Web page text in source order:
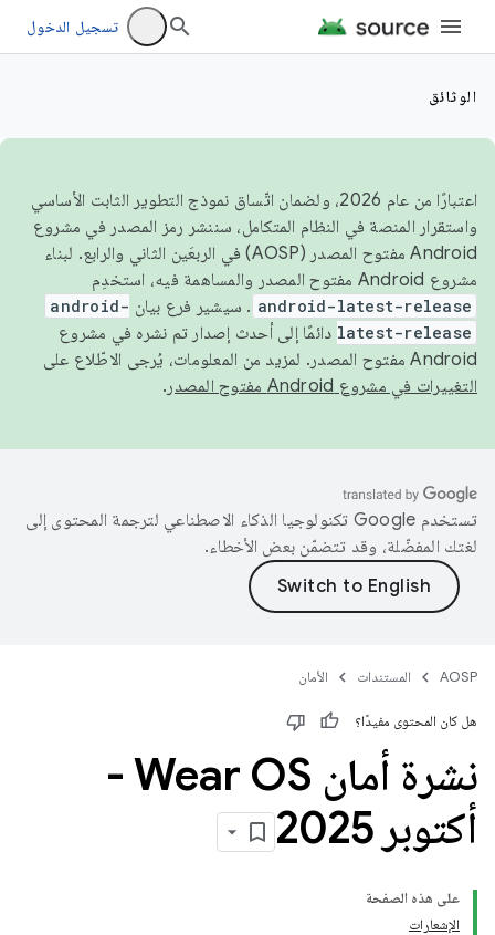
تسجيل الدخول
الوثائق
اعتبارًا من عام 2026، ولضمان اتّساق نموذج التطوير الثابت الأساسي
واستقرار المنصة في النظام المتكامل، سننشر رمز المصدر في مشروع
Android مفتوح المصدر (AOSP) في الربعَين الثاني والرابع. لبناء
مشروع Android مفتوح المصدر والمساهمة فيه، استخدِم
android-latest-release . سيشير فرع بيان android-
latest-release دائمًا إلى أحدث إصدار تم نشره في مشروع
Android مفتوح المصدر. لمزيد من المعلومات، يُرجى الاطّلاع على
التغييرات في مشروع Android مفتوح المصدر
.
تستخدم Google تكنولوجيا الذكاء الاصطناعي لترجمة المحتوى إلى
لغتك المفضّلة، وقد تتضمّن بعض الأخطاء.
AOSP المستندات الأمان
هل كان المحتوى مفيدًا؟
نشرة أمان Wear OS‏ -
أكتوبر 2025
على هذه الصفحة
الإشعارات